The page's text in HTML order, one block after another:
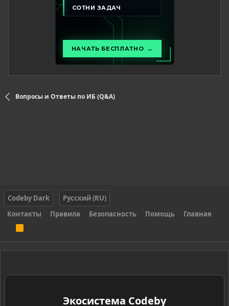
Вопросы и Ответы по ИБ (Q&A)
Codeby Dark
Русский (RU)
Контакты
Правила Безопасность Помощь Главная
S
Экосистема Codeby